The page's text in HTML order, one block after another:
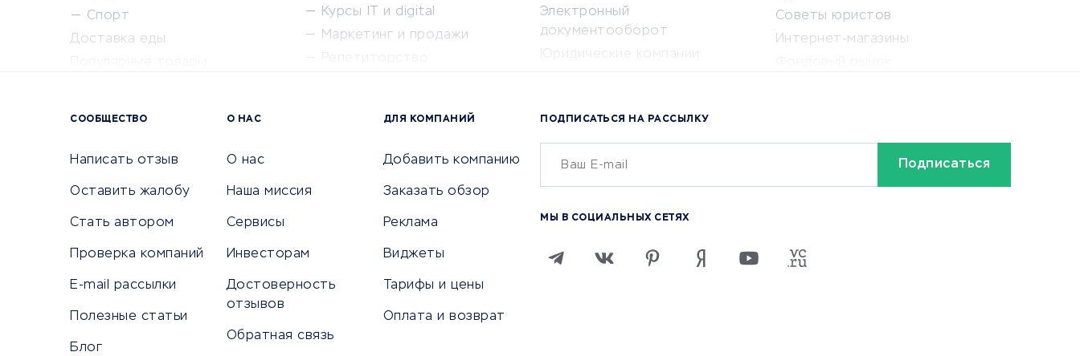
Спорт
Доставка еды
Курсы IT и digital
Маркетинг и продажи
Университеты
Электронный
документооборот
Юридические компании
Бухгалтерия онлайн
Онлайн-кассы
SERM
Кредитные карты
Дебетовые карты
Микрофинансовые организации
Покупка билетов
Бронирование отелей
Санатории
Советы юристов
Интернет-магазины
СООБЩЕСТВО
Написать отзыв
Оставить жалобу
Стать автором
Проверка компаний
E-mail рассылки
Полезные статьи
Блог
О НАС
О нас
Наша миссия
Сервисы
Инвесторам
Достоверность
отзывов
Обратная связь
ДЛЯ КОМПАНИЙ
Добавить компанию
Заказать обзор
Реклама
Виджеты
Тарифы и цены
Оплата и возврат
ПОДПИСАТЬСЯ НА РАССЫЛКУ
МЫ В СОЦИАЛЬНЫХ СЕТЯХ